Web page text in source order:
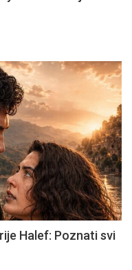
Halef: Poznati svi